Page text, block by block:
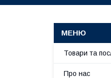
Товари та
Про нас